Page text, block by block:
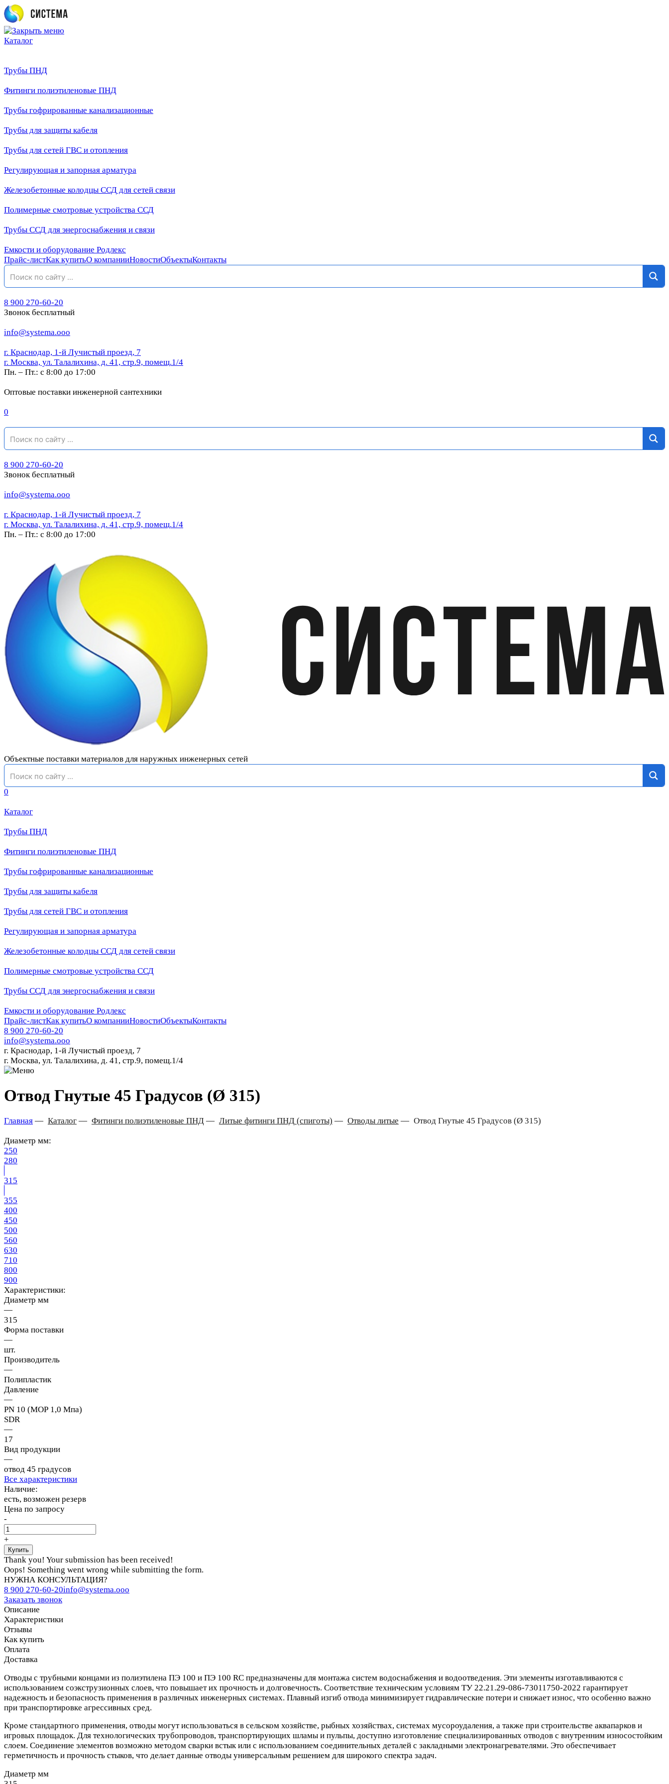
Каталог
Трубы ПНД
Фитинги полиэтиленовые ПНД
Трубы гофрированные канализационные
Трубы для защиты кабеля
Трубы для сетей ГВС и отопления
Регулирующая и запорная арматура
Железобетонные колодцы ССД для сетей связи
Полимерные смотровые устройства ССД
Трубы ССД для энергоснабжения и связи
Емкости и оборудование Родлекс
Прайс-листКак купитьО компанииНовостиОбъектыКонтакты
8 900 270-60-20
Звонок бесплатный
info@systema.ooo
г. Краснодар, 1-й Лучистый проезд, 7
г. Москва, ул. Талалихина, д. 41, стр.9, помещ.1/4
Пн. – Пт.: с 8:00 до 17:00
Оптовые поставки инженерной сантехники
0
8 900 270-60-20
Звонок бесплатный
info@systema.ooo
г. Краснодар, 1-й Лучистый проезд, 7
г. Москва, ул. Талалихина, д. 41, стр.9, помещ.1/4
Пн. – Пт.: с 8:00 до 17:00
Объектные поставки материалов для наружных инженерных сетей
0
Каталог
Трубы ПНД
Фитинги полиэтиленовые ПНД
Трубы гофрированные канализационные
Трубы для защиты кабеля
Трубы для сетей ГВС и отопления
Регулирующая и запорная арматура
Железобетонные колодцы ССД для сетей связи
Полимерные смотровые устройства ССД
Трубы ССД для энергоснабжения и связи
Емкости и оборудование Родлекс
Прайс-листКак купитьО компанииНовостиОбъектыКонтакты
8 900 270-60-20
info@systema.ooo
г. Краснодар, 1-й Лучистый проезд, 7
г. Москва, ул. Талалихина, д. 41, стр.9, помещ.1/4
Отвод Гнутые 45 Градусов (Ø 315)
Главная — Каталог— Фитинги полиэтиленовые ПНД — Литые фитинги ПНД (спиготы) — Отводы литые — Отвод Гнутые 45 Градусов (Ø 315)
Диаметр мм:
250
280
315
355
400
450
500
560
630
710
800
900
Характеристики:
Диаметр мм
—
315
Форма поставки
—
шт.
Производитель
—
Полипластик
Давление
—
PN 10 (МОР 1,0 Мпа)
SDR
—
17
Вид продукции
—
отвод 45 градусов
Все характеристики
Наличие:
есть, возможен резерв
Цена по запросу
-
+
Thank you! Your submission has been received!
Oops! Something went wrong while submitting the form.
НУЖНА КОНСУЛЬТАЦИЯ?
8 900 270-60-20info@systema.ooo
Заказать звонок
Описание
Характеристики
Отзывы
Как купить
Оплата
Доставка
Отводы с трубными концами из полиэтилена ПЭ 100 и ПЭ 100 RC предназначены для монтажа систем водоснабжения и водоотведения. Эти элементы изготавливаются с
использованием соэкструзионных слоев, что повышает их прочность и долговечность. Соответствие техническим условиям ТУ 22.21.29-086-73011750-2022 гарантирует
надежность и безопасность применения в различных инженерных системах. Плавный изгиб отвода минимизирует гидравлические потери и снижает износ, что особенно важно
при транспортировке агрессивных сред.
Кроме стандартного применения, отводы могут использоваться в сельском хозяйстве, рыбных хозяйствах, системах мусороудаления, а также при строительстве аквапарков и
игровых площадок. Для технологических трубопроводов, транспортирующих шламы и пульпы, доступно изготовление специализированных отводов с внутренним износостойким
слоем. Соединение элементов возможно методом сварки встык или с использованием соединительных деталей с закладными электронагревателями. Это обеспечивает
герметичность и прочность стыков, что делает данные отводы универсальным решением для широкого спектра задач.
Диаметр мм